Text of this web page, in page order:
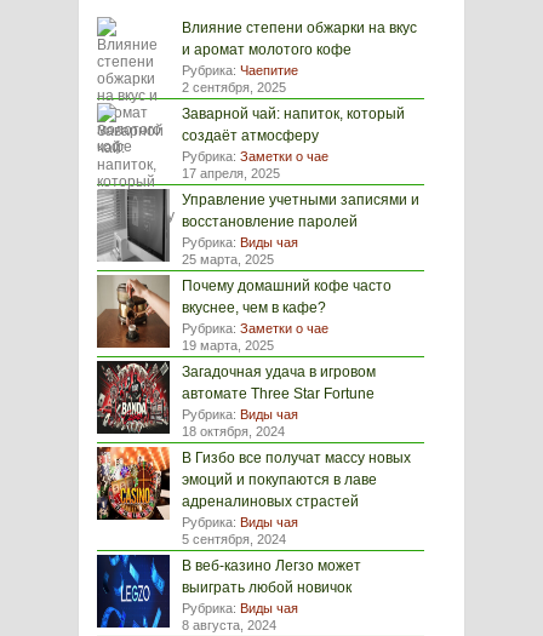
Влияние степени обжарки на вкус
и аромат молотого кофе
Рубрика: Чаепитие
2 сентября, 2025
Заварной чай: напиток, который
создаёт атмосферу
Рубрика: Заметки о чае
17 апреля, 2025
Управление учетными записями и
восстановление паролей
Рубрика: Виды чая
25 марта, 2025
Почему домашний кофе часто
вкуснее, чем в кафе?
Рубрика: Заметки о чае
19 марта, 2025
Загадочная удача в игровом
автомате Three Star Fortune
Рубрика: Виды чая
18 октября, 2024
В Гизбо все получат массу новых
эмоций и покупаются в лаве
адреналиновых страстей
Рубрика: Виды чая
5 сентября, 2024
В веб-казино Легзо может
выиграть любой новичок
Рубрика: Виды чая
8 августа, 2024